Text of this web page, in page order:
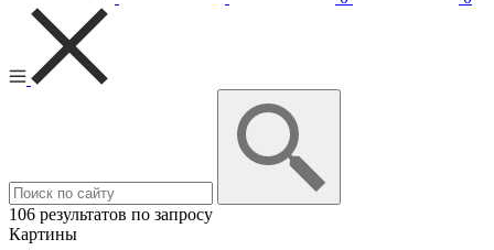
106 результатов по запросу
Картины